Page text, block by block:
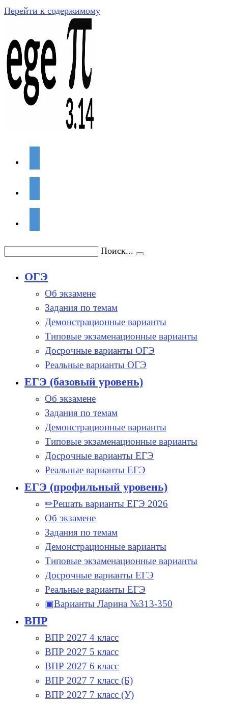
Перейти к содержимому
Поиск...
ОГЭ
Об экзамене
Задания по темам
Демонстрационные варианты
Типовые экзаменационные варианты
Досрочные варианты ОГЭ
Реальные варианты ОГЭ
ЕГЭ (базовый уровень)
Об экзамене
Задания по темам
Демонстрационные варианты
Типовые экзаменационные варианты
Досрочные варианты ЕГЭ
Реальные варианты ЕГЭ
ЕГЭ (профильный уровень)
✏Решать варианты ЕГЭ 2026
Об экзамене
Задания по темам
Демонстрационные варианты
Типовые экзаменационные варианты
Досрочные варианты ЕГЭ
Реальные варианты ЕГЭ
▣Варианты Ларина №313-350
ВПР
ВПР 2027 4 класс
ВПР 2027 5 класс
ВПР 2027 6 класс
ВПР 2027 7 класс (Б)
ВПР 2027 7 класс (У)